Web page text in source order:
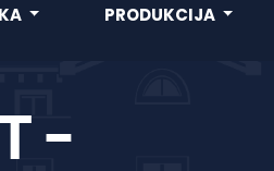
PRODUKCIJA
–